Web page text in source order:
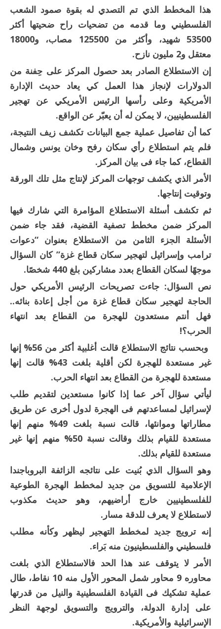
هذا المخطط الذي تم التصدي له بقوة صمود الشعب
الفلسطيني وما قدمه من تضحيات راح ضحيتها أكثر
53500 شهيد، وأكثر من 125500 مصاب، و18000
معتقل و2 مليون نازح.
إن الاستطلاع الصادر بعد حصول المركز على حِفنة من
الدولارات لإنجاز هذا العمل كي يعاد حديث الإدارة
الأمريكية وعلى رأسها الرئيس الأمريكي عن تهجير
الفلسطينيين، لا يمكن له أن يعبّر عن الواقع.
كما أن تفاصيل عملية جمع البيانات تكشف زيف النتيجة،
فلم يتم استطلاع رأي سكان رفح وخان يونس وشمال
القطاع، كما جاء فى بيان المركز.
الأمر الذي يكشف توجهات المركز لإنتاج مثل تلك الورقة
وتوقيت إنتاجها.
ثم تكشف أسئلة الاستطلاع المؤامرة التي شارك فيها
المركز ضمن مخطط تصفية القضية، فقد جاء ضمن
الأسئلة الجزء الثامن من الاستطلاع بعنوان “دعوات
ترامب وإسرائيل لتهجير سكان قطاع غزة” كان السؤال
موجهًا لسكان القطاع بعدد مشاركين بلغ 440 شخصًا.
نص السؤال: جاءت تصريحات الرئيس الأمريكي حول
الحاجة لتهجير سكان قطاع غزة من أجل إعادة بنائه..
فهل أنتم مستعدون للهجرة من القطاع بعد انتهاء
الحرب؟!
وبحسب نتائج الاستطلاع قالت أغلبية أكثر من 56% إنها
غير مستعدة للهجرة لكن أقلية بلغت 43% قالت إنها
مستعدة للهجرة من القطاع بعد انتهاء الحرب.
ليأتي سؤال آخر عما إذا كانوا مستعدين لتقديم طلب
لإسرائيل لمساعدتهم فى الهجرة لدول أخرى عن طريق
مطاراتها وموانئها، قالت نسبة بلغت 49% منهم إنها
مستعدة للقيام بذلك وقالت نسبة 50% منهم إنها غير
مستعدة للقيام بذلك.
وهو السؤال الذي بُنيت على نتائجه الزائفة البروباجندا
الإعلامية للتسويق من جديد لمخطط الهجرة الطوعية
للفلسطينيين خارج أراضيهم، وهو حديث مكذوب
لاستطلاع لا يعرف للدقة مسار.
إنه ترويج جديد لمخطط التهجير ليظهر وكأنه مطلب
فلسطيني والفلسطينيون منه بَراء.
الأمر لا يتوقف عند هذا الحد فالاستطلاع الذي بلغت
محاوره 9 محاور شمل المحور الأول منه 10 نقاط، طال
عملية تشكيك فى القيادة الفلسطينية والنيل من قدرتها
على إدارة الدولة، والترويج والتسويق لوجهة النظر
الإسرائيلية والأمريكية.